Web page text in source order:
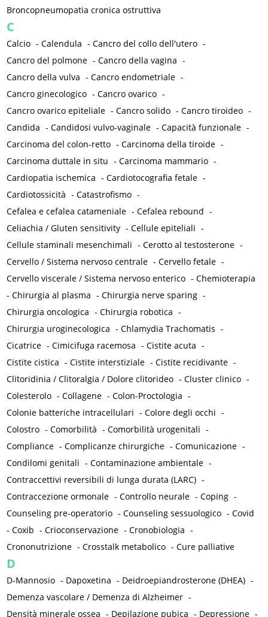
Broncopneumopatia cronica ostruttiva
C
Calcio -Calendula -Cancro del collo dell'utero -
Cancro del polmone -Cancro della vagina -
Cancro della vulva -Cancro endometriale -
Cancro ginecologico -Cancro ovarico -
Cancro ovarico epiteliale -Cancro solido -Cancro tiroideo -
Candida -Candidosi vulvo-vaginale -Capacità funzionale -
Carcinoma del colon-retto -Carcinoma della tiroide -
Carcinoma duttale in situ -Carcinoma mammario -
Cardiopatia ischemica -Cardiotocografia fetale -
Cardiotossicità -Catastrofismo -
Cefalea e cefalea catameniale -Cefalea rebound -
Celiachia / Gluten sensitivity -Cellule epiteliali -
Cellule staminali mesenchimali -Cerotto al testosterone -
Cervello / Sistema nervoso centrale -Cervello fetale -
Cervello viscerale / Sistema nervoso enterico -Chemioterapia
-Chirurgia al plasma -Chirurgia nerve sparing -
Chirurgia oncologica -Chirurgia robotica -
Chirurgia uroginecologica -Chlamydia Trachomatis -
Cicatrice -Cimicifuga racemosa -Cistite acuta -
Cistite cistica -Cistite interstiziale -Cistite recidivante -
Clitoridinia / Clitoralgia / Dolore clitorideo -Cluster clinico -
Colesterolo -Collagene -Colon-Proctologia -
Colonie batteriche intracellulari -Colore degli occhi -
Colostro -Comorbilità -Comorbilità urogenitali -
Compliance -Complicanze chirurgiche -Comunicazione -
Condilomi genitali -Contaminazione ambientale -
Contraccettivi reversibili di lunga durata (LARC) -
Contraccezione ormonale -Controllo neurale -Coping -
Counseling pre-operatorio -Counseling sessuologico -Covid
-Coxib -Crioconservazione -Cronobiologia -
Crononutrizione -Crosstalk metabolico -Cure palliative
D
D-Mannosio - Dapoxetina - Deidroepiandrosterone (DHEA) -
Demenza vascolare / Demenza di Alzheimer -
Densità minerale ossea - Depilazione pubica - Depressione -